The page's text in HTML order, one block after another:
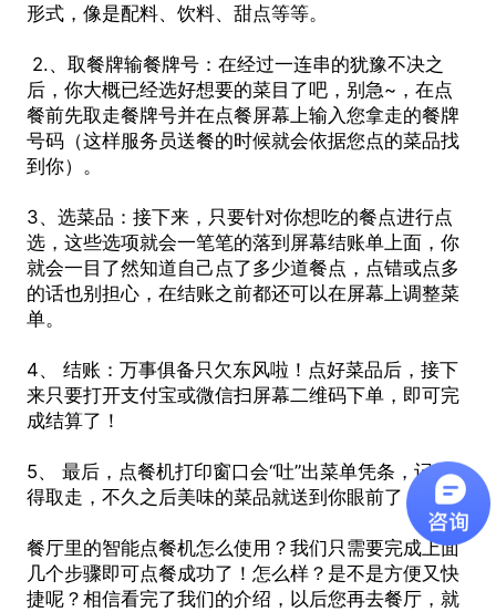
形式，像是配料、饮料、甜点等等。
2.、取餐牌输餐牌号：在经过一连串的犹豫不决之
后，你大概已经选好想要的菜目了吧，别急~，在点
餐前先取走餐牌号并在点餐屏幕上输入您拿走的餐牌
号码（这样服务员送餐的时候就会依据您点的菜品找
到你）。
3、选菜品：接下来，只要针对你想吃的餐点进行点
选，这些选项就会一笔笔的落到屏幕结账单上面，你
就会一目了然知道自己点了多少道餐点，点错或点多
的话也别担心，在结账之前都还可以在屏幕上调整菜
单。
4、 结账：万事俱备只欠东风啦！点好菜品后，接下
来只要打开支付宝或微信扫屏幕二维码下单，即可完
成结算了！
5、 最后，点餐机打印窗口会“吐”出菜单凭条，记得
得取走，不久之后美味的菜品就送到你眼前了！
餐厅里的智能点餐机怎么使用？我们只需要完成上面
几个步骤即可点餐成功了！怎么样？是不是方便又快
捷呢？相信看完了我们的介绍，以后您再去餐厅，就